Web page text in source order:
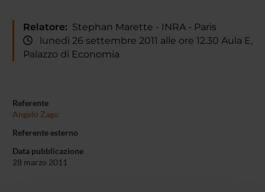
Relatore: Stephan Marette - INRA - Paris
lunedì 26 settembre 2011 alle ore 12.30 Aula E,
Palazzo di Economia
Referente
Angelo Zago
Referente esterno
Data pubblicazione
28 marzo 2011